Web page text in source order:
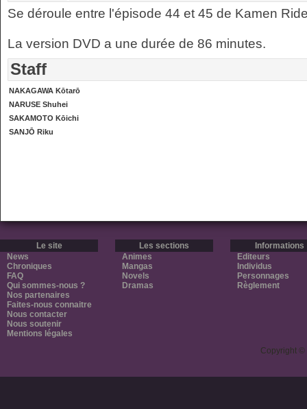
Se déroule entre l'épisode 44 et 45 de Kamen
La version DVD a une durée de 86 minutes.
Staff
NAKAGAWA Kōtarō
NARUSE Shuhei
SAKAMOTO Kōichi
SANJŌ Riku
Le site
News
Chroniques
FAQ
Qui sommes-nous ?
Nos partenaires
Faites-nous connaitre
Nous contacter
Nous soutenir
Mentions légales
Les sections
Animes
Mangas
Novels
Dramas
Informations
Editeurs
Individus
Personnages
Règlement
Copyright ©